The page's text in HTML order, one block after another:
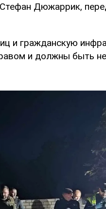
Дюжаррик,
и гражданскую
и должны быть